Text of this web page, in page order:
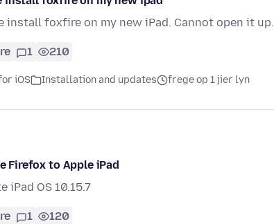
foxfire on my new iPad. Cannot open it up.
1 210
iOS Installation and updates frege op 1 jier lyn
Firefox to Apple iPad
iPad OS 10.15.7
1 120